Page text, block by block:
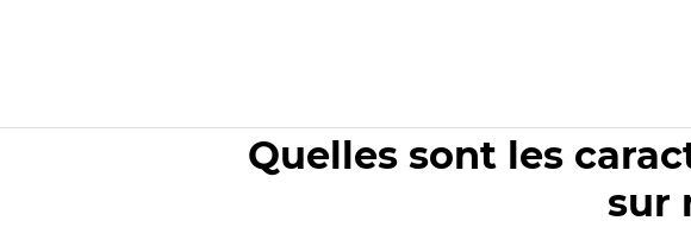
Quelles sont les
sur